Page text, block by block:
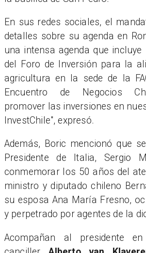
En sus redes sociales, el
detalles sobre su agenda en
una intensa agenda que
del Foro de Inversión para la
agricultura en la sede de la
Encuentro de Negocios
promover las inversiones en
InvestChile", expresó.
Además, Boric mencionó que
Presidente de Italia, Sergio
conmemorar los 50 años del
ministro y diputado chileno
su esposa Ana María Fresno,
y perpetrado por agentes de la
Acompañan al presidente